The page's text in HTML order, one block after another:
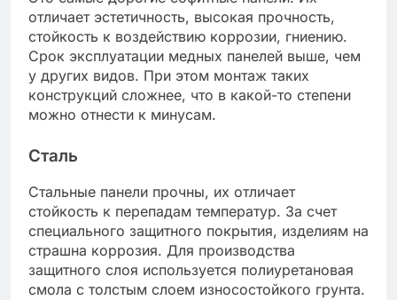
отличает эстетичность, высокая прочность,
стойкость к воздействию коррозии, гниению.
Срок эксплуатации медных панелей выше, чем
у других видов. При этом монтаж таких
конструкций сложнее, что в какой-то степени
можно отнести к минусам.
Сталь
Стальные панели прочны, их отличает
стойкость к перепадам температур. За счет
специального защитного покрытия, изделиям на
страшна коррозия. Для производства
защитного слоя используется полиуретановая
смола с толстым слоем износостойкого грунта.